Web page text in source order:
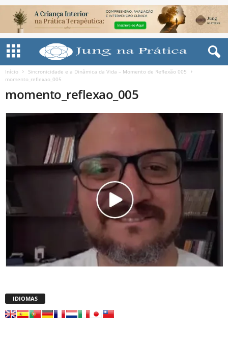
Início
Sincronicidade e a Dinâmica da Vida – Momento de Reflexão 005
momento_reflexao_005
momento_reflexao_005
IDIOMAS